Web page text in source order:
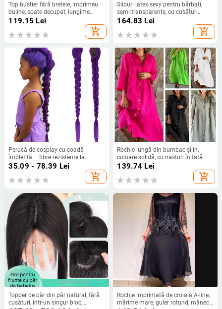
Top bustier fără bretele, imprimeu
buline, spate decupat, lungime
scurtă, poliester
119.15 Lei
add_shopping_cart
Slipuri latex sexy pentru bărbați,
semi-transparente, cu cusături
invizibile, dintr-o singură Bucată,
164.83 Lei
add_shopping_cart
Perucă de cosplay cu coadă
împletită – fibre rezistente la
căldură, mecanism de construcție
35.09 - 78.39 Lei
add_shopping_cart
Rochie lungă din bumbac și in,
culoare solidă, cu nasturi în față
139.74 Lei
add_shopping_cart
Topper de păr din păr natural, fără
cusături, într-un singur bloc,
Rochie imprimată de croială A-line,
mărime mare, guler rotund, mâneci